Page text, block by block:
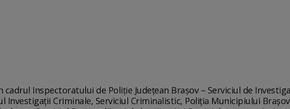
Inspectoratului de Poliție Județean Brașov – Serviciul de
Investigații Criminale, Serviciul Criminalistic, Poliția Municipiului